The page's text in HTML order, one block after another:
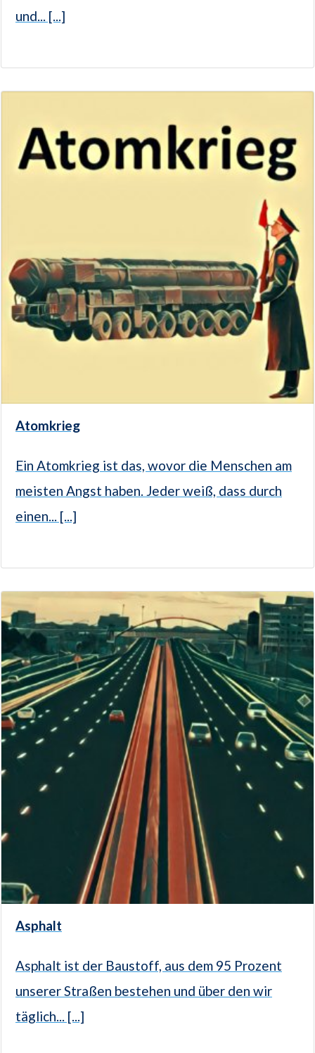
und... [...]
Atomkrieg
Ein Atomkrieg ist das, wovor die Menschen am
meisten Angst haben. Jeder weiß, dass durch
einen... [...]
Asphalt
Asphalt ist der Baustoff, aus dem 95 Prozent
unserer Straßen bestehen und über den wir
täglich... [...]